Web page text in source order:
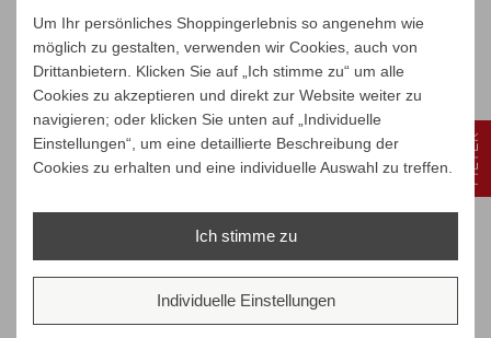
Um Ihr persönliches Shoppingerlebnis so angenehm wie
möglich zu gestalten, verwenden wir Cookies, auch von
Drittanbietern. Klicken Sie auf „Ich stimme zu“ um alle
Cookies zu akzeptieren und direkt zur Website weiter zu
navigieren; oder klicken Sie unten auf „Individuelle
Einstellungen“, um eine detaillierte Beschreibung der
Cookies zu erhalten und eine individuelle Auswahl zu treffen.
Ich stimme zu
Individuelle Einstellungen
FILTER